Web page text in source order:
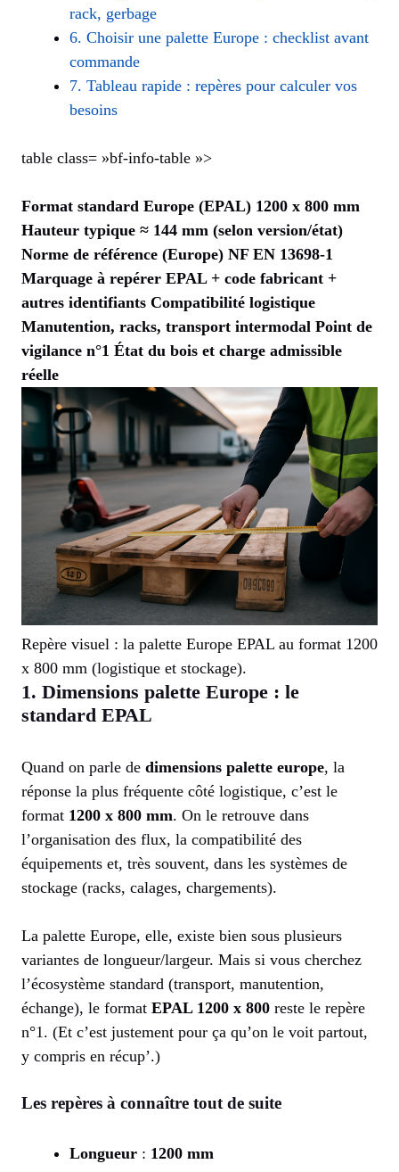
rack, gerbage
6. Choisir une palette Europe : checklist avant
commande
7. Tableau rapide : repères pour calculer vos
besoins
table class= »bf-info-table »>
Format standard Europe (EPAL) 1200 x 800 mm
Hauteur typique ≈ 144 mm (selon version/état)
Norme de référence (Europe) NF EN 13698-1
Marquage à repérer EPAL + code fabricant +
autres identifiants Compatibilité logistique
Manutention, racks, transport intermodal Point de
vigilance n°1 État du bois et charge admissible
réelle
Repère visuel : la palette Europe EPAL au format 1200
x 800 mm (logistique et stockage).
1. Dimensions palette Europe : le
standard EPAL
Quand on parle de dimensions palette europe, la
réponse la plus fréquente côté logistique, c’est le
format 1200 x 800 mm. On le retrouve dans
l’organisation des flux, la compatibilité des
équipements et, très souvent, dans les systèmes de
stockage (racks, calages, chargements).
La palette Europe, elle, existe bien sous plusieurs
variantes de longueur/largeur. Mais si vous cherchez
l’écosystème standard (transport, manutention,
échange), le format EPAL 1200 x 800 reste le repère
n°1. (Et c’est justement pour ça qu’on le voit partout,
y compris en récup’.)
Les repères à connaître tout de suite
Longueur : 1200 mm